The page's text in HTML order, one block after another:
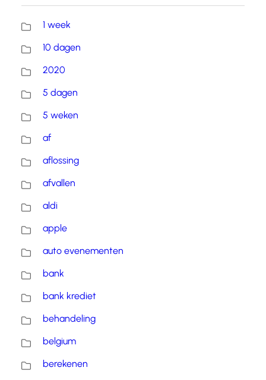
1 week
10 dagen
2020
5 dagen
5 weken
af
aflossing
afvallen
aldi
apple
auto evenementen
bank
bank krediet
behandeling
belgium
berekenen